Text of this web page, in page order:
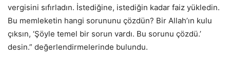
vergisini sıfırladın. İstediğine, istediğin kadar faiz yükledin.
Bu memleketin hangi sorununu çözdün? Bir Allah’ın kulu
çıksın, ‘Şöyle temel bir sorun vardı. Bu sorunu çözdü.’
desin.” değerlendirmelerinde bulundu.